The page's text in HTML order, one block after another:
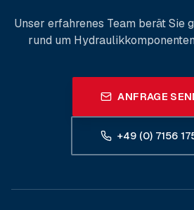
Unser erfahrenes Team berät Sie
rund um
ANFRAGE
+49 (0) 7156